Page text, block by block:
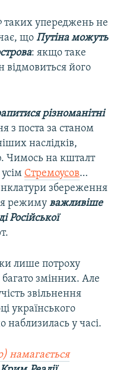
таких упереджень не
що Путіна можуть
: якщо таке
відмовиться його
різноманітні
з поста за станом
наслідків,
Чимось на кшталт
Стремоусов…
збереження
режиму важливіше
Російської
лише потроху
змінних. Але
звільнення
українського
наблизилась у часі.
намагається